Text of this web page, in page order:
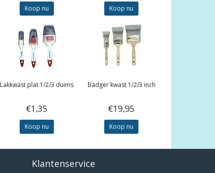
Koop nu Koop nu
Lakkwast plat 1/2/3 duims
€1,35
Koop nu
Badger kwast 1/2/3 inch
€19,95
Koop nu
Klantenservice